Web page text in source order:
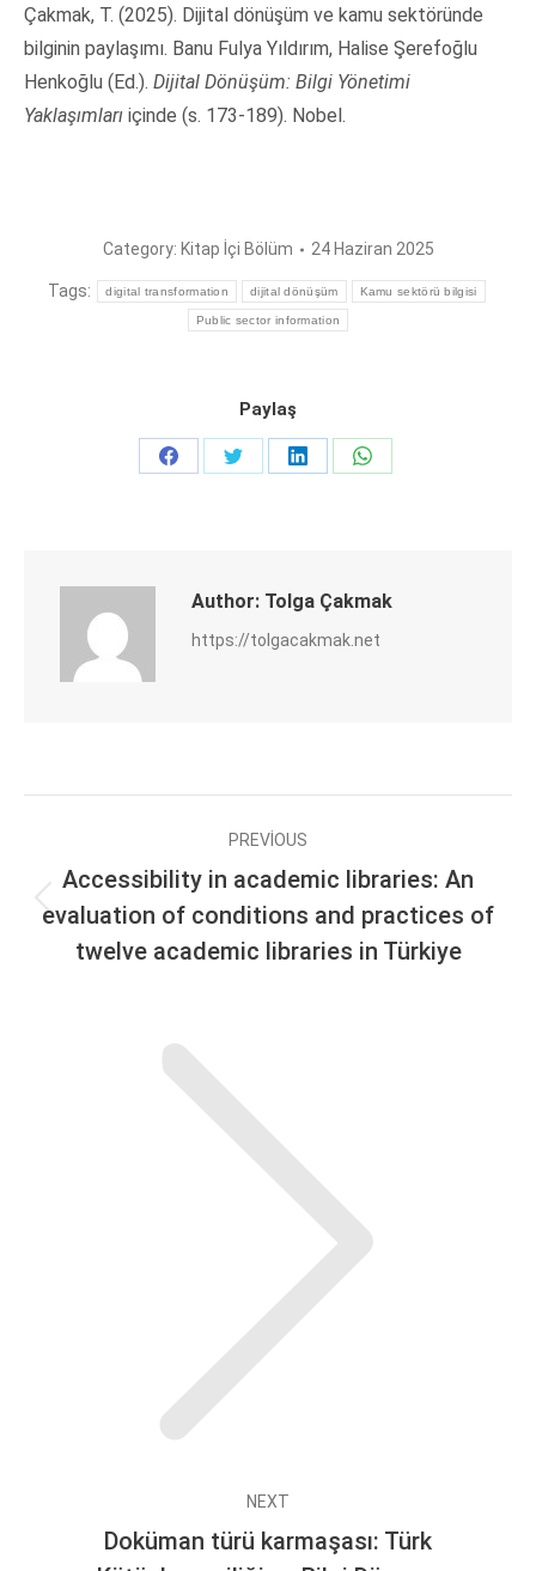
Çakmak, T. (2025). Dijital dönüşüm ve kamu sektöründe
bilginin paylaşımı. Banu Fulya Yıldırım, Halise Şerefoğlu
Henkoğlu (Ed.). Dijital Dönüşüm: Bilgi Yönetimi
Yaklaşımları içinde (s. 173-189). Nobel.
Category: Kitap İçi Bölüm 24 Haziran 2025
Tags: digital transformation dijital dönüşüm Kamu sektörü bilgisi
Public sector information
Paylaş
Share
Share
Share
Share
Author: Tolga Çakmak
https://tolgacakmak.net
navigation
PREVIOUS
Previous
post:
Accessibility in academic libraries: An
evaluation of conditions and practices of
twelve academic libraries in Türkiye
NEXT
Next
Doküman türü karmaşası: Türk